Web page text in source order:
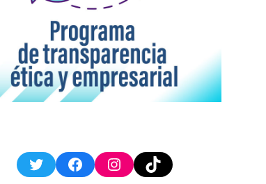
TwitterFacebookInstagram
TikTok